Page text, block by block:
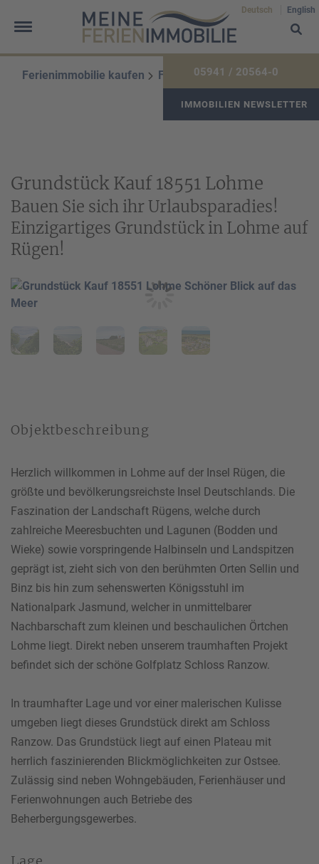
Deutsch English
05941 / 20564-0
IMMOBILIEN NEWSLETTER
Ihr Vorname*
Ihr Nachname
Ihre Telefonnummer
Ihre E-Mail-Adresse *
Ihre Nachricht an uns
Bitte beachten Sie unsereHinweise zum Datenschutz
Ich habe die Datenschutzhinweise gelesen.*
Ferienimmobilie kaufen Ferienimmobiliensuche
Grundstück Kauf 18551 Lohme
Bauen Sie sich ihr Urlaubsparadies!
Einzigartiges Grundstück in Lohme auf
Rügen!
Objektbeschreibung
Herzlich willkommen in Lohme auf der Insel Rügen, die
größte und bevölkerungsreichste Insel Deutschlands. Die
Faszination der Landschaft Rügens, welche durch
zahlreiche Meeresbuchten und Lagunen (Bodden und
Wieke) sowie vorspringende Halbinseln und Landspitzen
geprägt ist, zieht sich von den berühmten Orten Sellin und
Binz bis hin zum sehenswerten Königsstuhl im
Nationalpark Jasmund, welcher in unmittelbarer
Nachbarschaft zum kleinen und beschaulichen Örtchen
Lohme liegt. Direkt neben unserem traumhaften Projekt
befindet sich der schöne Golfplatz Schloss Ranzow.
In traumhafter Lage und vor einer malerischen Kulisse
umgeben liegt dieses Grundstück direkt am Schloss
Ranzow. Das Grundstück liegt auf einen Plateau mit
herrlich faszinierenden Blickmöglichkeiten zur Ostsee.
Zulässig sind neben Wohngebäuden, Ferienhäuser und
Ferienwohnungen auch Betriebe des
Beherbergungsgewerbes.